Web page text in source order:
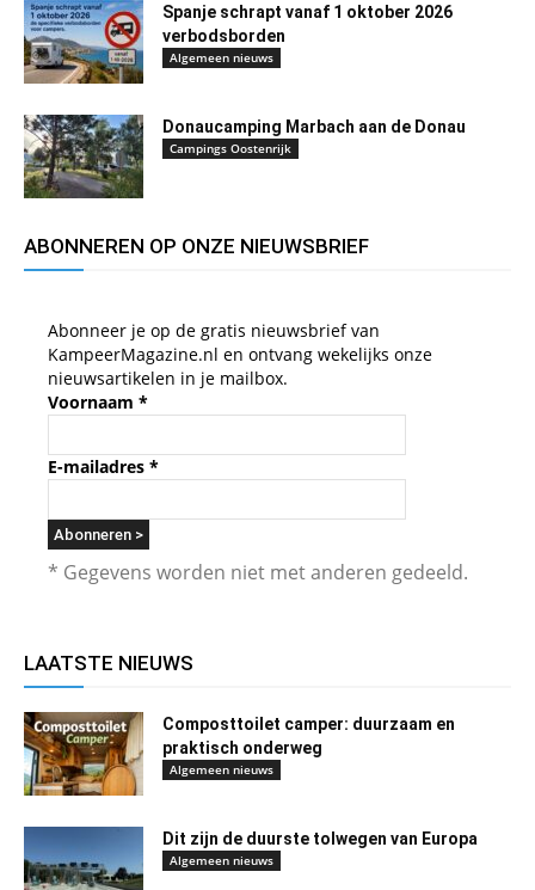
Spanje schrapt vanaf 1 oktober 2026
verbodsborden
Algemeen nieuws
Donaucamping Marbach aan de Donau
Campings Oostenrijk
ABONNEREN OP ONZE NIEUWSBRIEF
Abonneer je op de gratis nieuwsbrief van
KampeerMagazine.nl en ontvang wekelijks onze
nieuwsartikelen in je mailbox.
Voornaam *
E-mailadres *
* Gegevens worden niet met anderen gedeeld.
LAATSTE NIEUWS
Composttoilet camper: duurzaam en
praktisch onderweg
Algemeen nieuws
Dit zijn de duurste tolwegen van Europa
Algemeen nieuws